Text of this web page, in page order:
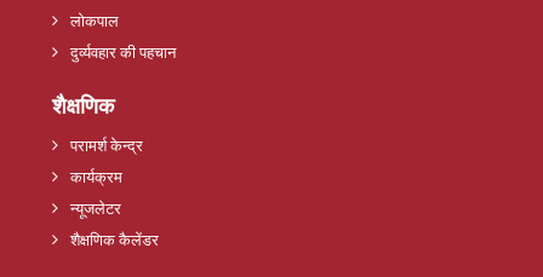
लोकपाल
दुर्व्यवहार की पहचान
शैक्षणिक
परामर्श केन्द्र
कार्यक्रम
न्यूजलेटर
शैक्षणिक कैलेंडर